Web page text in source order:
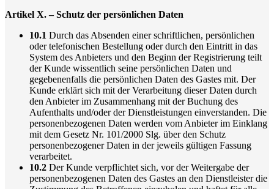
Artikel X. – Schutz der persönlichen Daten
10.1 Durch das Absenden einer schriftlichen, persönlichen
oder telefonischen Bestellung oder durch den Eintritt in das
System des Anbieters und den Beginn der Registrierung teilt
der Kunde wissentlich seine persönlichen Daten und
gegebenenfalls die persönlichen Daten des Gastes mit. Der
Kunde erklärt sich mit der Verarbeitung dieser Daten durch
den Anbieter im Zusammenhang mit der Buchung des
Aufenthalts und/oder der Dienstleistungen einverstanden. Die
personenbezogenen Daten werden vom Anbieter im Einklang
mit dem Gesetz Nr. 101/2000 Slg. über den Schutz
personenbezogener Daten in der jeweils gültigen Fassung
verarbeitet.
10.2 Der Kunde verpflichtet sich, vor der Weitergabe der
personenbezogenen Daten des Gastes an den Dienstleister die